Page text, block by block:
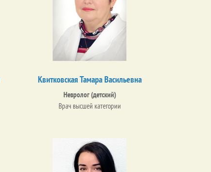
Квитковская Тамара Васильевна
Невролог (детский)
Врач высшей категории